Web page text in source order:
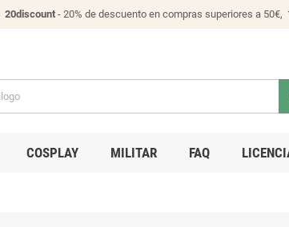
20discount- 20% de descuento en compras superiores a 50€,
COSPLAY MILITAR FAQ